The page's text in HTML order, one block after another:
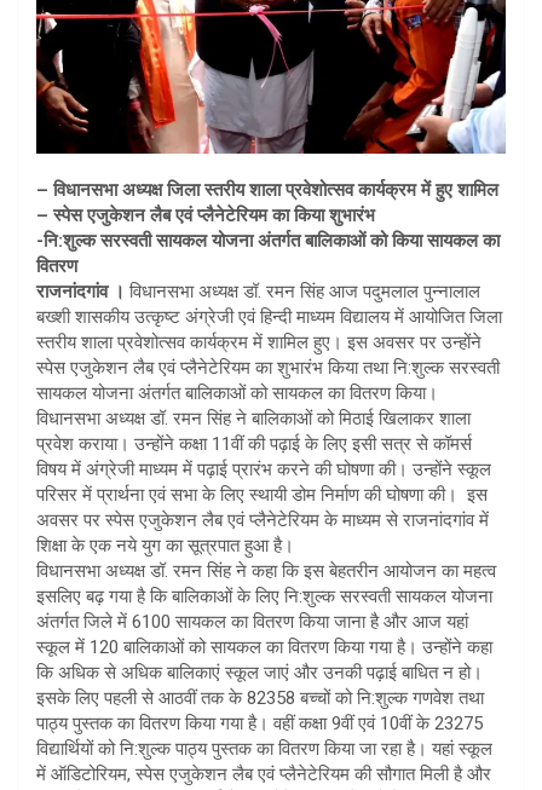
– विधानसभा अध्यक्ष जिला स्तरीय शाला प्रवेशोत्सव कार्यक्रम में हुए शामिल
– स्पेस एजुकेशन लैब एवं प्लैनेटेरियम का किया शुभारंभ
-नि:शुल्क सरस्वती सायकल योजना अंतर्गत बालिकाओं को किया सायकल का
वितरण
राजनांदगांव । विधानसभा अध्यक्ष डॉ. रमन सिंह आज पदुमलाल पुन्नालाल
बख्शी शासकीय उत्कृष्ट अंग्रेजी एवं हिन्दी माध्यम विद्यालय में आयोजित जिला
स्तरीय शाला प्रवेशोत्सव कार्यक्रम में शामिल हुए। इस अवसर पर उन्होंने
स्पेस एजुकेशन लैब एवं प्लैनेटेरियम का शुभारंभ किया तथा नि:शुल्क सरस्वती
सायकल योजना अंतर्गत बालिकाओं को सायकल का वितरण किया।
विधानसभा अध्यक्ष डॉ. रमन सिंह ने बालिकाओं को मिठाई खिलाकर शाला
प्रवेश कराया। उन्होंने कक्षा 11वीं की पढ़ाई के लिए इसी सत्र से कॉमर्स
विषय में अंग्रेजी माध्यम में पढ़ाई प्रारंभ करने की घोषणा की। उन्होंने स्कूल
परिसर में प्रार्थना एवं सभा के लिए स्थायी डोम निर्माण की घोषणा की। इस
अवसर पर स्पेस एजुकेशन लैब एवं प्लैनेटेरियम के माध्यम से राजनांदगांव में
शिक्षा के एक नये युग का सूत्रपात हुआ है।
विधानसभा अध्यक्ष डॉ. रमन सिंह ने कहा कि इस बेहतरीन आयोजन का महत्व
इसलिए बढ़ गया है कि बालिकाओं के लिए नि:शुल्क सरस्वती सायकल योजना
अंतर्गत जिले में 6100 सायकल का वितरण किया जाना है और आज यहां
स्कूल में 120 बालिकाओं को सायकल का वितरण किया गया है। उन्होंने कहा
कि अधिक से अधिक बालिकाएं स्कूल जाएं और उनकी पढ़ाई बाधित न हो।
इसके लिए पहली से आठवीं तक के 82358 बच्चों को नि:शुल्क गणवेश तथा
पाठ्य पुस्तक का वितरण किया गया है। वहीं कक्षा 9वीं एवं 10वीं के 23275
विद्यार्थियों को नि:शुल्क पाठ्य पुस्तक का वितरण किया जा रहा है। यहां स्कूल
में ऑडिटोरियम, स्पेस एजुकेशन लैब एवं प्लैनेटेरियम की सौगात मिली है और